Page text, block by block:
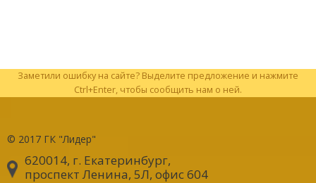
Заметили ошибку на сайте? Выделите предложение и нажмите
Ctrl+Enter, чтобы сообщить нам о ней.
© 2017 ГК "Лидер"
620014, г. Екатеринбург,
проспект Ленина, 5Л, офис 604